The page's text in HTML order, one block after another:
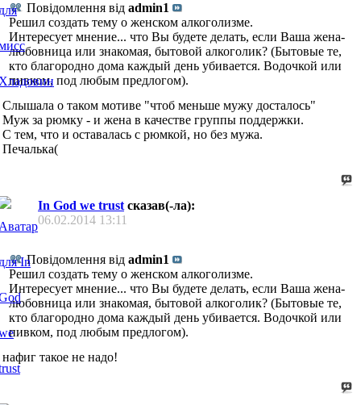
Повідомлення від admin1
Решил создать тему о женском алкоголизме.
Интересует мнение... что Вы будете делать, если Ваша жена-
любовница или знакомая, бытовой алкоголик? (Бытовые те,
кто благородно дома каждый день убивается. Водочкой или
пивком, под любым предлогом).
Слышала о таком мотиве "чтоб меньше мужу досталось"
Муж за рюмку - и жена в качестве группы поддержки.
С тем, что и оставалась с рюмкой, но без мужа.
Печалька(
In God we trust сказав(-ла):
06.02.2014 13:11
Повідомлення від admin1
Решил создать тему о женском алкоголизме.
Интересует мнение... что Вы будете делать, если Ваша жена-
любовница или знакомая, бытовой алкоголик? (Бытовые те,
кто благородно дома каждый день убивается. Водочкой или
пивком, под любым предлогом).
нафиг такое не надо!